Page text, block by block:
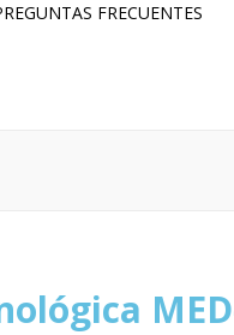
FRECUENTES